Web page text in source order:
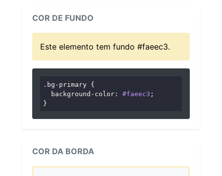
COR DE FUNDO
Este elemento tem fundo #faeec3.
.bg-primary {
background-color : #faeec3 ;
}
COR DA BORDA